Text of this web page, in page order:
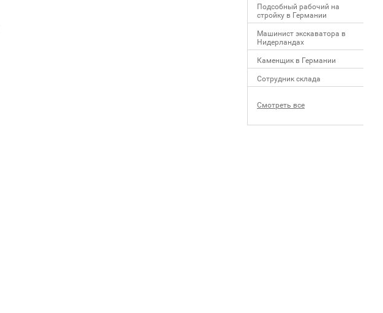
Подсобный рабочий на
стройку в Германии
Машинист экскаватора в
Нидерландах
Каменщик в Германии
Сотрудник склада
Смотреть все